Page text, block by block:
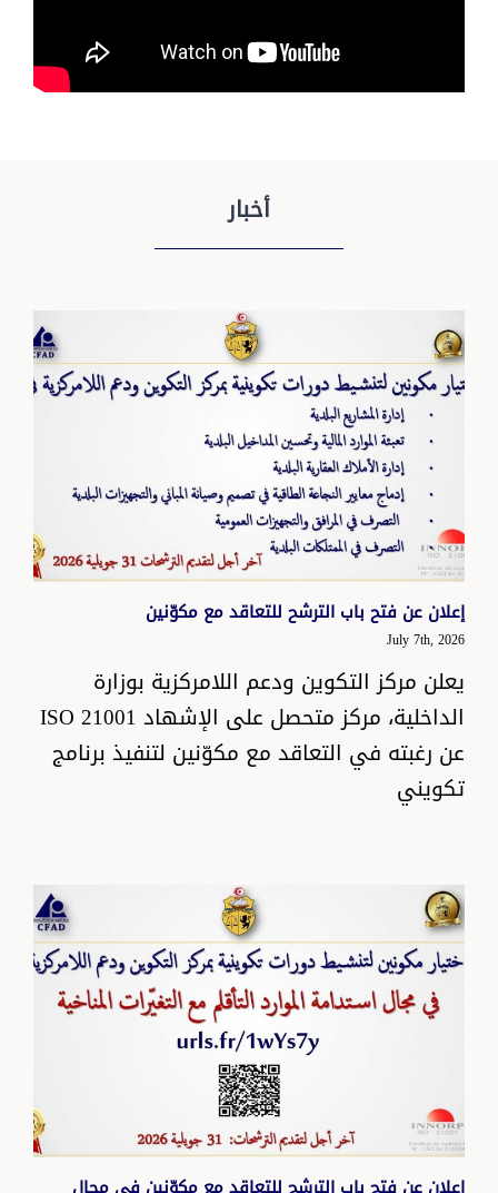
أخبار
إعلان عن فتح باب الترشح للتعاقد مع مكوّنين
July 7th, 2026
يعلن مركز التكوين ودعم اللامركزية بوزارة
الداخلية، مركز متحصل على الإشهاد ISO 21001
عن رغبته في التعاقد مع مكوّنين لتنفيذ برنامج
تكويني